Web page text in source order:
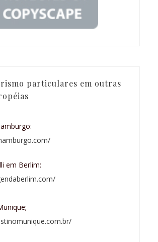
particulares em outras
em Berlim: